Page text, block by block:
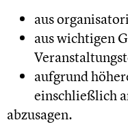
aus
aus wichtigen
aufgrund
einschließlich
abzusagen.